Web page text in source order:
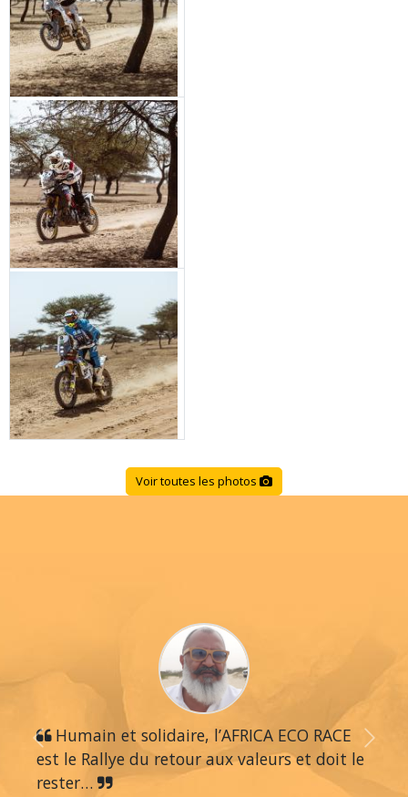
Voir toutes les photos
Humain et solidaire, l’AFRICA ECO RACE
est le Rallye du retour aux valeurs et doit le
rester…
Previous Next